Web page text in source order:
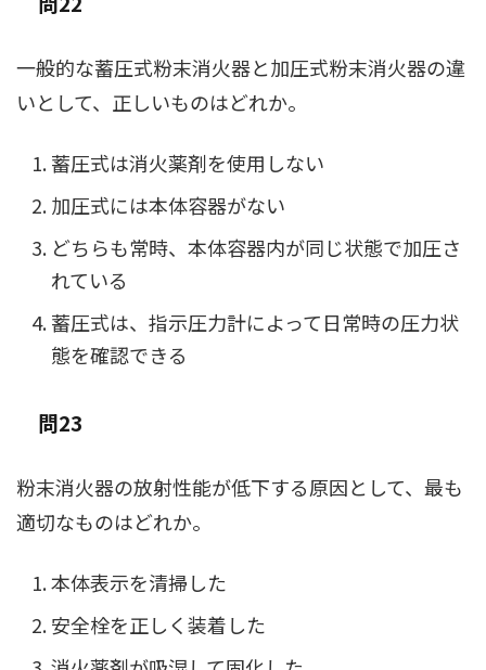
一般的な蓄圧式粉末消火器と加圧式粉末消火器の違
いとして、正しいものはどれか。
蓄圧式は消火薬剤を使用しない
加圧式には本体容器がない
どちらも常時、本体容器内が同じ状態で加圧さ
れている
蓄圧式は、指示圧力計によって日常時の圧力状
態を確認できる
問23
粉末消火器の放射性能が低下する原因として、最も
適切なものはどれか。
本体表示を清掃した
安全栓を正しく装着した